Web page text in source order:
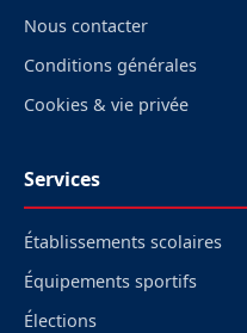
Nous contacter
Conditions générales
Cookies & vie privée
Services
Établissements scolaires
Équipements sportifs
Élections